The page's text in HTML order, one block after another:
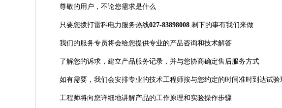
尊敬的用户，不论您需求是什么
只要您拨打雷科电力服务热线027-83898008 剩下的事有我们来做
我们的服务专员将会给您提供专业的产品咨询和技术解答
了解您的诉求，建立产品服务记录，并与您协商确定售后服务方式
如有需要，我们会安排专业的技术工程师按与您约定的时间准时到达试验
工程师将向您详细地讲解产品的工作原理和实验操作步骤